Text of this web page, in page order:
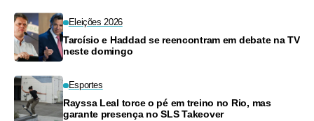
Eleições 2026
Tarcísio e Haddad se reencontram em debate na TV
neste domingo
Esportes
Rayssa Leal torce o pé em treino no Rio, mas
garante presença no SLS Takeover